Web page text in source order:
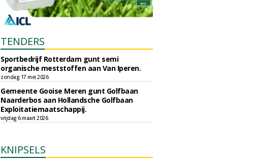
TENDERS
Sportbedrijf Rotterdam gunt semi
organische meststoffen aan Van Iperen.
zondag 17 mei 2026
Gemeente Gooise Meren gunt Golfbaan
Naarderbos aan Hollandsche Golfbaan
Exploitatiemaatschappij.
vrijdag 6 maart 2026
KNIPSELS